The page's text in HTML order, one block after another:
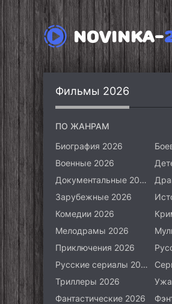
NOVINKA-
Фильмы 2026
ПО ЖАНРАМ
Биография 2026
Военные 2026
Документальные 2026
Зарубежные 2026
Комедии 2026
Мелодрамы 2026
Приключения 2026
Русские сериалы 2026
Триллеры 2026
Фантастические 2026